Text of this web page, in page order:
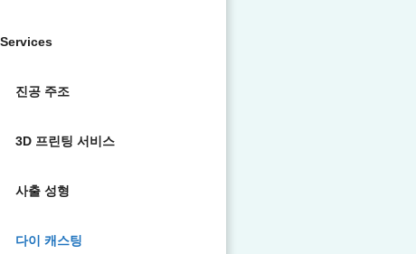
Services
진공 주조
3D 프린팅 서비스
사출 성형
다이 캐스팅